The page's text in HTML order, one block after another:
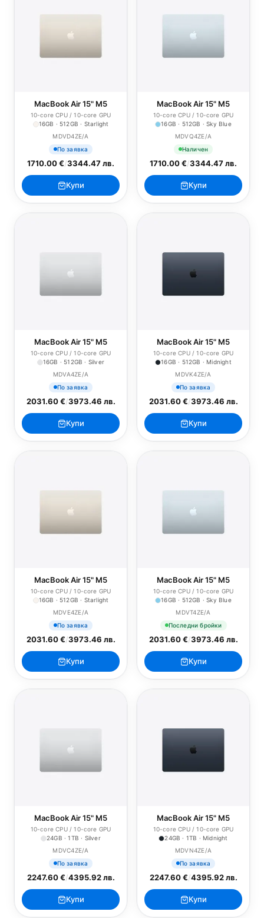
MacBook Air 15" M5
10-core CPU / 10-core GPU
16GB · 512GB · Starlight
MDVD4ZE/A
По заявка
1710.00 €/3344.47 лв.
Купи
MacBook Air 15" M5
10-core CPU / 10-core GPU
16GB · 512GB · Sky Blue
MDVQ4ZE/A
Наличен
1710.00 €/3344.47 лв.
Купи
MacBook Air 15" M5
10-core CPU / 10-core GPU
16GB · 512GB · Silver
MDVA4ZE/A
По заявка
2031.60 €/3973.46 лв.
Купи
MacBook Air 15" M5
10-core CPU / 10-core GPU
16GB · 512GB · Midnight
MDVK4ZE/A
По заявка
2031.60 €/3973.46 лв.
Купи
MacBook Air 15" M5
10-core CPU / 10-core GPU
16GB · 512GB · Starlight
MDVE4ZE/A
По заявка
2031.60 €/3973.46 лв.
Купи
MacBook Air 15" M5
10-core CPU / 10-core GPU
16GB · 512GB · Sky Blue
MDVT4ZE/A
Последни бройки
2031.60 €/3973.46 лв.
Купи
MacBook Air 15" M5
10-core CPU / 10-core GPU
24GB · 1TB · Silver
MDVC4ZE/A
По заявка
2247.60 €/4395.92 лв.
Купи
MacBook Air 15" M5
10-core CPU / 10-core GPU
24GB · 1TB · Midnight
MDVN4ZE/A
По заявка
2247.60 €/4395.92 лв.
Купи